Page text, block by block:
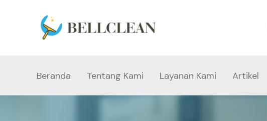
Beranda Tentang Kami Layanan Kami Artikel